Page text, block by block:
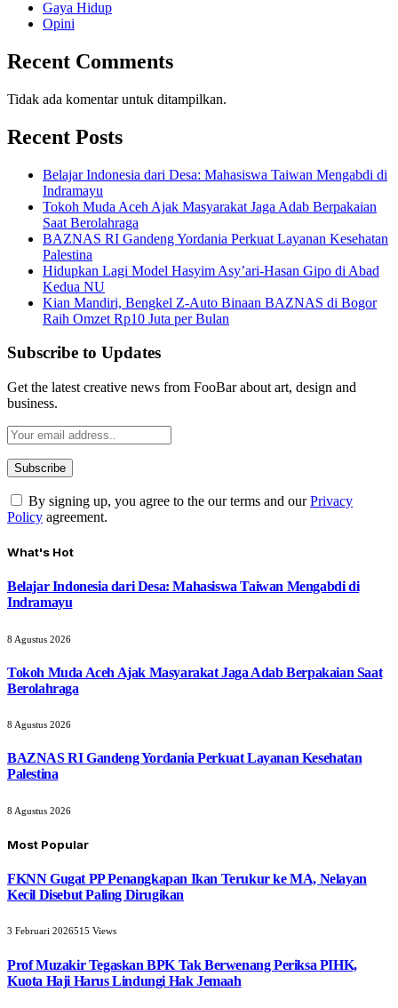
Gaya Hidup
Opini
Recent Comments
Tidak ada komentar untuk ditampilkan.
Recent Posts
Belajar Indonesia dari Desa: Mahasiswa Taiwan Mengabdi di
Indramayu
Tokoh Muda Aceh Ajak Masyarakat Jaga Adab Berpakaian
Saat Berolahraga
BAZNAS RI Gandeng Yordania Perkuat Layanan Kesehatan
Palestina
Hidupkan Lagi Model Hasyim Asy’ari-Hasan Gipo di Abad
Kedua NU
Kian Mandiri, Bengkel Z-Auto Binaan BAZNAS di Bogor
Raih Omzet Rp10 Juta per Bulan
Subscribe to Updates
Get the latest creative news from FooBar about art, design and
business.
By signing up, you agree to the our terms and ourPrivacy
Policy agreement.
What's Hot
Belajar Indonesia dari Desa: Mahasiswa Taiwan Mengabdi di
Indramayu
8 Agustus 2026
Tokoh Muda Aceh Ajak Masyarakat Jaga Adab Berpakaian Saat
Berolahraga
8 Agustus 2026
BAZNAS RI Gandeng Yordania Perkuat Layanan Kesehatan
Palestina
8 Agustus 2026
Most Popular
FKNN Gugat PP Penangkapan Ikan Terukur ke MA, Nelayan
Kecil Disebut Paling Dirugikan
3 Februari 2026515 Views
Prof Muzakir Tegaskan BPK Tak Berwenang Periksa PIHK,
Kuota Haji Harus Lindungi Hak Jemaah